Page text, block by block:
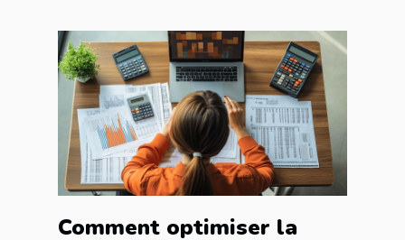
Comment optimiser la